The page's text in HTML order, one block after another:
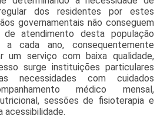
dos residentes por estes
governamentais não conseguem
atendimento desta população
cada ano, consequentemente
um serviço com baixa qualidade,
surge instituições particulares
necessidades com cuidados
médico mensal,
sessões de fisioterapia e
acessibilidade.